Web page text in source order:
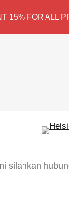
15% FOR ALL
silahkan